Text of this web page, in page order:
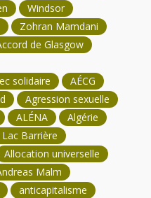
Windsor
Zohran Mamdani
de Glasgow
solidaire
AÉCG
Agression sexuelle
ALÉNA
Algérie
Barrière
Allocation universelle
Malm
anticapitalisme